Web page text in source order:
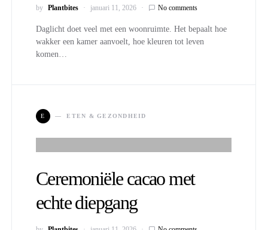
by Plantbites januari 11, 2026 No comments
Daglicht doet veel met een woonruimte. Het bepaalt hoe
wakker een kamer aanvoelt, hoe kleuren tot leven
komen…
E ETEN & GEZONDHEID
Ceremoniële cacao met
echte diepgang